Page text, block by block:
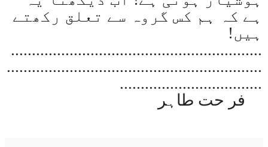
ہے کہ ہم کس گروہ سے تعلق رکھتے
ہیں !
............................................................
.............................................................
..................................
فر حت طاہر